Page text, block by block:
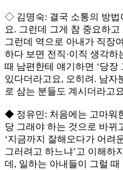
◇ 김명숙: 결국 소통의 방법
요. 그런데 그게 참 중요하
그런데 역으로 아내가 직장
하다 보면 전직·이직 생각
때 남편한테 얘기하면 ‘당장
있다더라고요, 오히려. 남자
로 삼는 분들도 계시더라고
◆ 정유민: 처음에는 고마워
당 그래야 하는 것으로 바뀌
‘지금까지 잘해오다가 어려
그러려고 하느냐’고 이해하
데, 일하는 아내들이 그럴